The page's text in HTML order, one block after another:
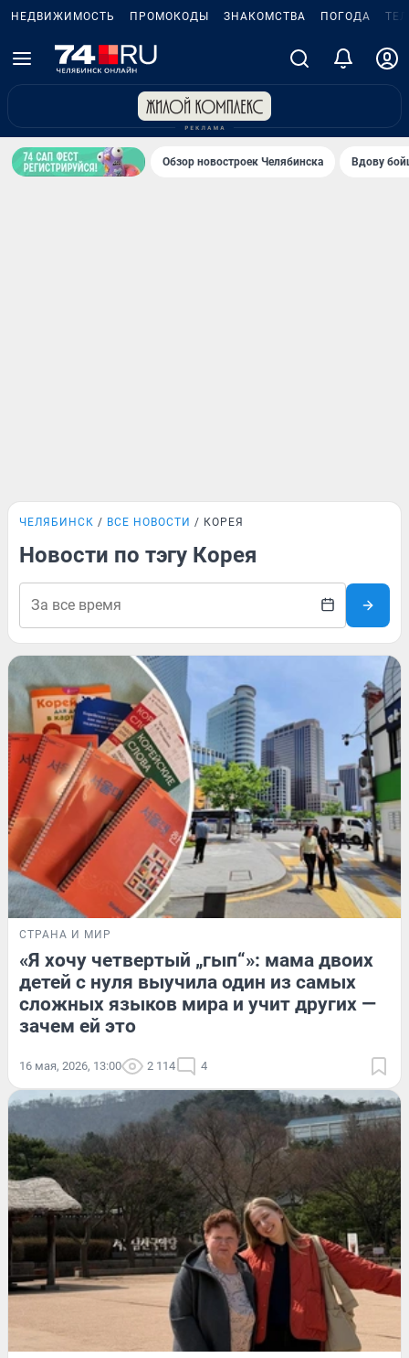
НЕДВИЖИМОСТЬ ПРОМОКОДЫ ЗНАКОМСТВА ПОГОДА
Обзор новостроек Челябинска Вдову
ЧЕЛЯБИНСК ВСЕ НОВОСТИ КОРЕЯ
Новости по тэгу Корея
СТРАНА И МИР
«Я хочу четвертый „гып“»: мама двоих
детей с нуля выучила один из самых
сложных языков мира и учит других —
зачем ей это
16 мая, 2026, 13:00 2 114 4